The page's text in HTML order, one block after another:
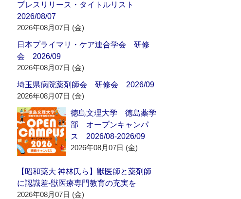
プレスリリース・タイトルリスト
2026/08/07
2026年08月07日 (金)
日本プライマリ・ケア連合学会 研修
会 2026/09
2026年08月07日 (金)
埼玉県病院薬剤師会 研修会 2026/09
2026年08月07日 (金)
徳島文理大学 徳島薬学
部 オープンキャンパ
ス 2026/08-2026/09
2026年08月07日 (金)
【昭和薬大 神林氏ら】獣医師と薬剤師
に認識差‐獣医療専門教育の充実を
2026年08月07日 (金)